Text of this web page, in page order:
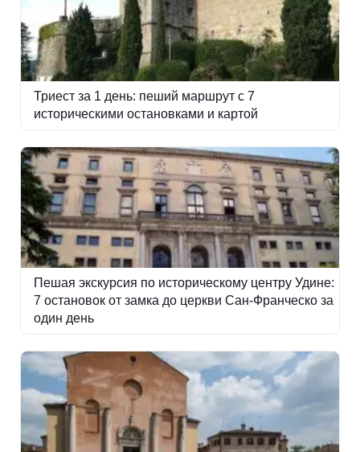
Триест за 1 день: пеший маршрут с 7
историческими остановками и картой
Пешая экскурсия по историческому центру Удине:
7 остановок от замка до церкви Сан-Франческо за
один день